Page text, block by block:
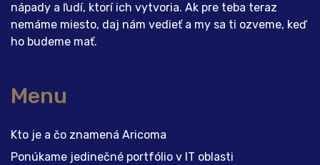
nápady a ľudí, ktorí ich vytvoria. Ak pre teba teraz
nemáme miesto, daj nám vedieť a my sa ti ozveme, keď
ho budeme mať.
Menu
Kto je a čo znamená Aricoma
Ponúkame jedinečné portfólio v IT oblasti